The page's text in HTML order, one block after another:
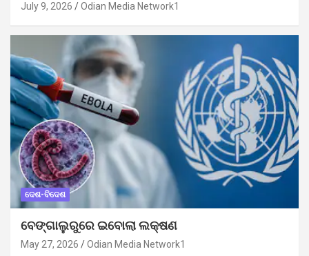
July 9, 2026 Odian Media Network1
ଦେଶ-ବିଦେଶ
ବେଙ୍ଗାଲୁରୁରେ ଇବୋଲା ଲକ୍ଷଣ
May 27, 2026 Odian Media Network1